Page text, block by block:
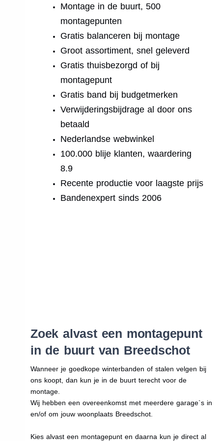
Montage in de buurt, 500
montagepunten
Gratis balanceren bij montage
Groot assortiment, snel geleverd
Gratis thuisbezorgd of bij
montagepunt
Gratis band bij budgetmerken
Verwijderingsbijdrage al door ons
betaald
Nederlandse webwinkel
100.000 blije klanten, waardering
8.9
Recente productie voor laagste prijs
Bandenexpert sinds 2006
Zoek alvast een montagepunt
in de buurt van Breedschot
Wanneer je goedkope winterbanden of stalen velgen bij
ons koopt, dan kun je in de buurt terecht voor de
montage.
Wij hebben een overeenkomst met meerdere garage`s in
en/of om jouw woonplaats Breedschot.
Kies alvast een montagepunt en daarna kun je direct al